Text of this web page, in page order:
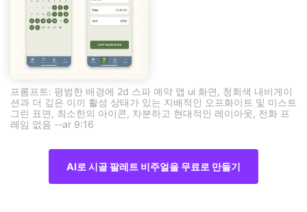
프롬프트: 평범한 배경에 2d 스파 예약 앱 ui 화면, 청회색 내비게이
션과 더 깊은 이끼 활성 상태가 있는 지배적인 오프화이트 및 미스트
그린 표면, 최소한의 아이콘, 차분하고 현대적인 레이아웃, 전화 프
레임 없음 --ar 9:16
AI로 시골 팔레트 비주얼을 무료로 만들기